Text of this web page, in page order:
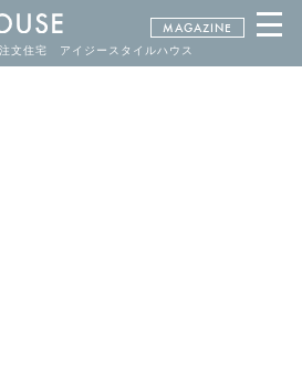
文住宅 アイジースタイルハウス
MAGAZINE